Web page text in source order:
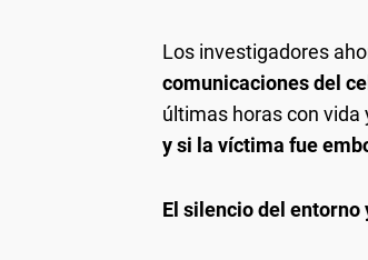
Los investigadores
comunicaciones del
últimas horas con vida
y si la víctima fue
El silencio del entorno